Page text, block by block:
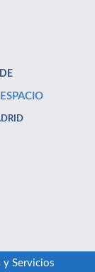
y Servicios